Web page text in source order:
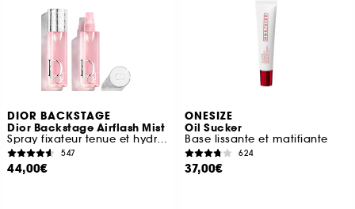
DIOR BACKSTAGE
Dior Backstage Airflash Mist
Spray fixateur tenue et hydratation 24 h
547
44,00€
ONESIZE
Oil Sucker
Base lissante et matifiante
624
37,00€